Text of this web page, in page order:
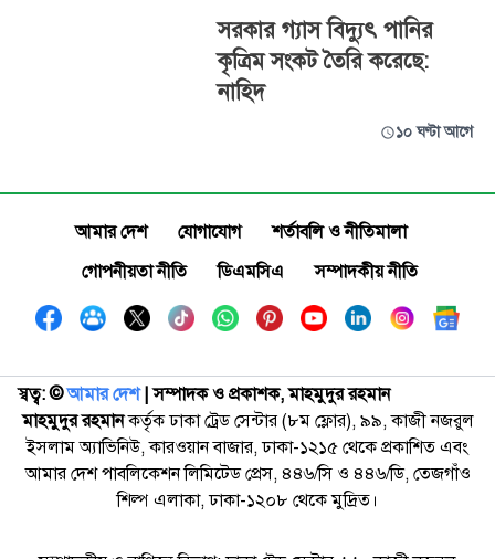
সরকার গ্যাস বিদ্যুৎ পানির
কৃত্রিম সংকট তৈরি করেছে:
নাহিদ
১০ ঘণ্টা আগে
আমার দেশ যোগাযোগ
শর্তাবলি ও নীতিমালা
গোপনীয়তা নীতি
ডিএমসিএ সম্পাদকীয় নীতি
স্বত্ব: ©️আমার দেশ| সম্পাদক ও প্রকাশক, মাহমুদুর রহমান
মাহমুদুর রহমানকর্তৃক ঢাকা ট্রেড সেন্টার (৮ম ফ্লোর), ৯৯, কাজী নজরুল
ইসলাম অ্যাভিনিউ, কারওয়ান বাজার, ঢাকা-১২১৫ থেকে প্রকাশিত এবং
আমার দেশ পাবলিকেশন লিমিটেড প্রেস, ৪৪৬/সি ও ৪৪৬/ডি, তেজগাঁও
শিল্প এলাকা, ঢাকা-১২০৮ থেকে মুদ্রিত।